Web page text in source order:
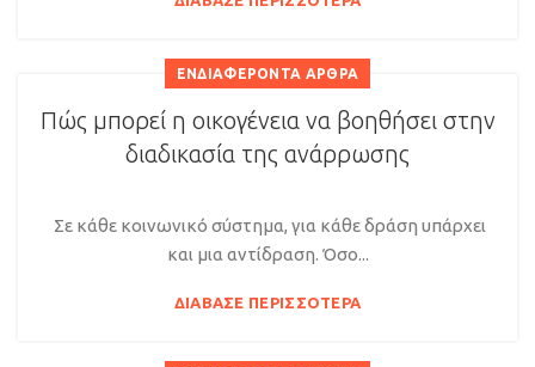
ΕΝΔΙΑΦΈΡΟΝΤΑ ΆΡΘΡΑ
Πώς μπορεί η οικογένεια να βοηθήσει στην
διαδικασία της ανάρρωσης
Σε κάθε κοινωνικό σύστημα, για κάθε δράση υπάρχει
και μια αντίδραση. Όσο...
ΔΙΆΒΑΣΕ ΠΕΡΙΣΣΌΤΕΡΑ